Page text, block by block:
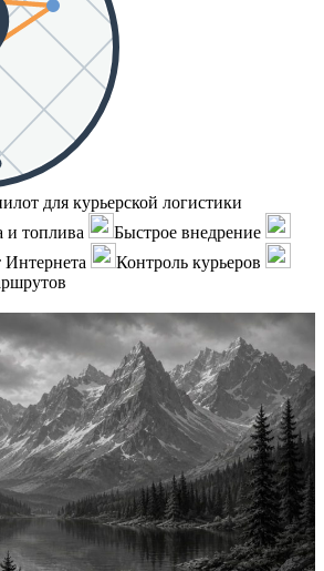
для курьерской логистики
и топлива
Быстрое внедрение
Интернета
Контроль курьеров